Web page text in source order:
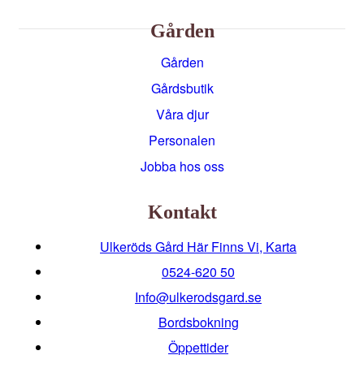
Gården
Gården
Gårdsbutik
Våra djur
Personalen
Jobba hos oss
Kontakt
Ulkeröds Gård Här Finns Vi, Karta
0524-620 50
info@ulkerodsgard.se
Bordsbokning
Öppettider